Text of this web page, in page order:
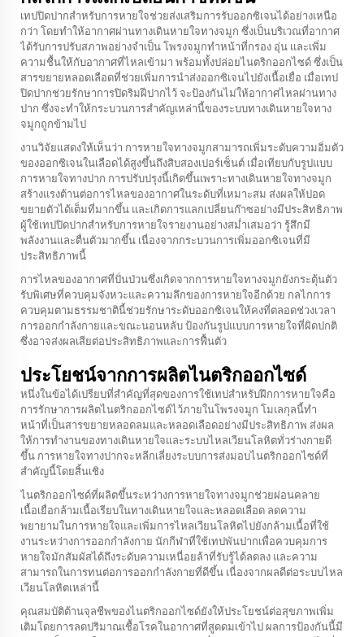
เทปปิดปากสำหรับการหายใจช่วยส่งเสริมการรับออกซิเจนได้อย่างเหนือ
กว่า โดยทำให้อากาศผ่านทางเดินหายใจทางจมูก ซึ่งเป็นบริเวณที่อากาศ
ได้รับการปรับสภาพอย่างจำเป็น โพรงจมูกทำหน้าที่กรอง อุ่น และเพิ่ม
ความชื้นให้กับอากาศที่ไหลเข้ามา พร้อมทั้งปล่อยไนตริกออกไซด์ ซึ่งเป็น
สารขยายหลอดเลือดที่ช่วยเพิ่มการนำส่งออกซิเจนไปยังเนื้อเยื่อ เมื่อเทป
ปิดปากช่วยรักษาการปิดริมฝีปากไว้ จะป้องกันไม่ให้อากาศไหลผ่านทาง
ปาก ซึ่งจะทำให้กระบวนการสำคัญเหล่านี้ของระบบทางเดินหายใจทาง
จมูกถูกข้ามไป
งานวิจัยแสดงให้เห็นว่า การหายใจทางจมูกสามารถเพิ่มระดับความอิ่มตัว
ของออกซิเจนในเลือดได้สูงขึ้นถึงสิบสองเปอร์เซ็นต์ เมื่อเทียบกับรูปแบบ
การหายใจทางปาก การปรับปรุงนี้เกิดขึ้นเพราะทางเดินหายใจทางจมูก
สร้างแรงต้านต่อการไหลของอากาศในระดับที่เหมาะสม ส่งผลให้ปอด
ขยายตัวได้เต็มที่มากขึ้น และเกิดการแลกเปลี่ยนก๊าซอย่างมีประสิทธิภาพ
ผู้ใช้เทปปิดปากสำหรับการหายใจรายงานอย่างสม่ำเสมอว่า รู้สึกมี
พลังงานและตื่นตัวมากขึ้น เนื่องจากกระบวนการเพิ่มออกซิเจนที่มี
ประสิทธิภาพนี้
การไหลของอากาศที่ปั่นป่วนซึ่งเกิดจากการหายใจทางจมูกยังกระตุ้นตัว
รับพิเศษที่ควบคุมจังหวะและความลึกของการหายใจอีกด้วย กลไกการ
ควบคุมตามธรรมชาตินี้ช่วยรักษาระดับออกซิเจนให้คงที่ตลอดช่วงเวลา
การออกกำลังกายและขณะนอนหลับ ป้องกันรูปแบบการหายใจที่ผิดปกติ
ซึ่งอาจส่งผลเสียต่อประสิทธิภาพและการฟื้นตัว
ประโยชน์จากการผลิตไนตริกออกไซด์
หนึ่งในข้อได้เปรียบที่สำคัญที่สุดของการใช้เทปสำหรับฝึกการหายใจคือ
การรักษาการผลิตไนตริกออกไซด์ไว้ภายในโพรงจมูก โมเลกุลนี้ทำ
หน้าที่เป็นสารขยายหลอดลมและหลอดเลือดอย่างมีประสิทธิภาพ ส่งผล
ให้การทำงานของทางเดินหายใจและระบบไหลเวียนโลหิตทั่วร่างกายดี
ขึ้น การหายใจทางปากจะหลีกเลี่ยงระบบการส่งมอบไนตริกออกไซด์ที่
สำคัญนี้โดยสิ้นเชิง
ไนตริกออกไซด์ที่ผลิตขึ้นระหว่างการหายใจทางจมูกช่วยผ่อนคลาย
เนื้อเยื่อกล้ามเนื้อเรียบในทางเดินหายใจและหลอดเลือด ลดความ
พยายามในการหายใจและเพิ่มการไหลเวียนโลหิตไปยังกล้ามเนื้อที่ใช้
งานระหว่างการออกกำลังกาย นักกีฬาที่ใช้เทปพันปากเพื่อควบคุมการ
หายใจมักสัมผัสได้ถึงระดับความเหนื่อยล้าที่รับรู้ได้ลดลง และความ
สามารถในการทนต่อการออกกำลังกายที่ดีขึ้น เนื่องจากผลดีต่อระบบไหล
เวียนโลหิตเหล่านี้
คุณสมบัติต้านจุลชีพของไนตริกออกไซด์ยังให้ประโยชน์ต่อสุขภาพเพิ่ม
เติมโดยการลดปริมาณเชื้อโรคในอากาศที่สูดดมเข้าไป ผลการป้องกันนี้มี